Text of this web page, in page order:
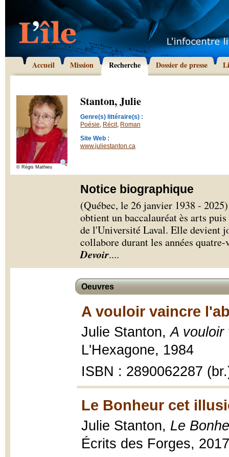
Accueil Mission Recherche Dossier de presse
© Régis Mathieu
Stanton, Julie
Genre(s) littéraire(s) :
Poésie, Récit, Roman
Site Web :
www.juliestanton.ca
Notice biographique
(Québec, le 26 janvier 1938 -
obtient un baccalauréat ès arts
de l'Université Laval. Elle devient
collabore durant les années
Devoir....
Oeuvres
A vouloir vaincre
Julie Stanton,A vouloir
L'Hexagone, 1984
ISBN : 2890062287
Le Bonheur cet
Julie Stanton, Le
Écrits des Forges, 2017